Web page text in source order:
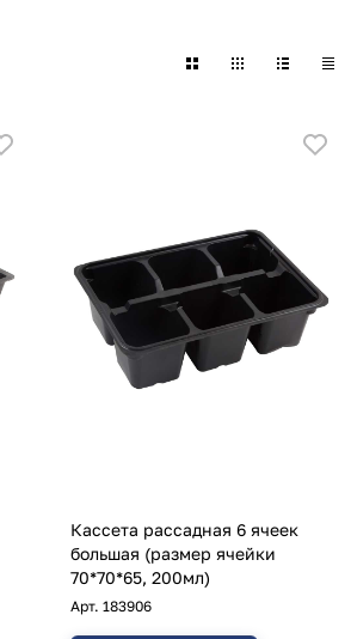
Кассета рассадная 6 ячеек
большая (размер ячейки
70*70*65, 200мл)
Арт. 183906